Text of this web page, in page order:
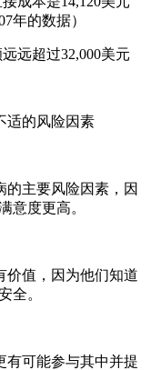
年的数据）
远超过32,000美元
适的风险因素
的主要风险因素，因
意度更高。
价值，因为他们知道
全。
有可能参与其中并提